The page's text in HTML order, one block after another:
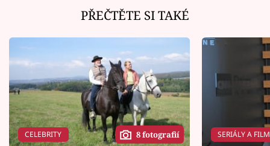
PŘEČTĚTE SI TAKÉ
CELEBRITY 8 fotografií SERIÁLY A